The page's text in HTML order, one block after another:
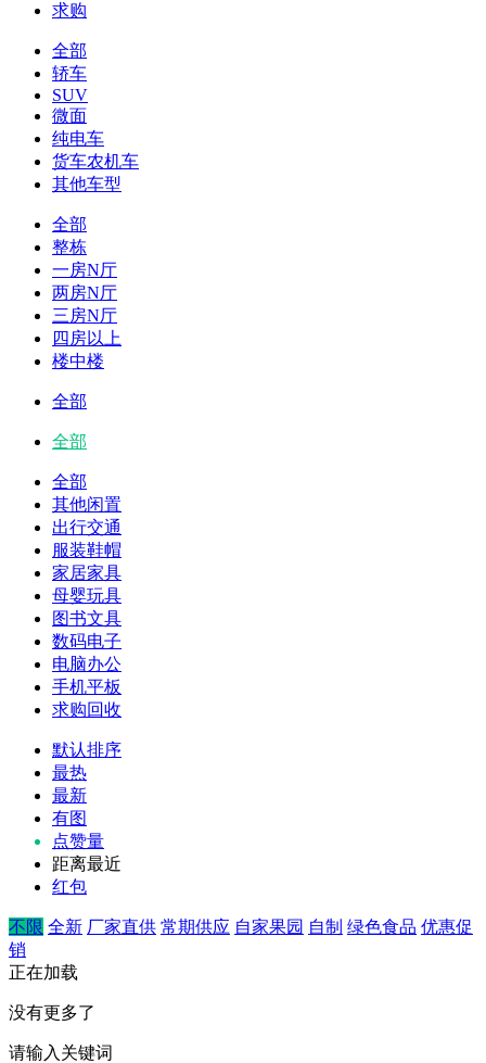
求购
全部
轿车
SUV
微面
纯电车
货车农机车
其他车型
全部
整栋
一房N厅
两房N厅
三房N厅
四房以上
楼中楼
全部
全部
全部
其他闲置
出行交通
服装鞋帽
家居家具
母婴玩具
图书文具
数码电子
电脑办公
手机平板
求购回收
默认排序
最热
最新
有图
点赞量
距离最近
红包
不限 全新 厂家直供 常期供应 自家果园 自制 绿色食品 优惠促
销
正在加载
没有更多了
请输入关键词